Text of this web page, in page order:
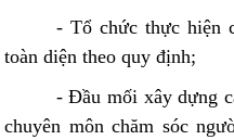
- Tổ chức thực hiện
toàn diện theo quy định;
- Đầu mối xây dựng
chuyên môn chăm sóc